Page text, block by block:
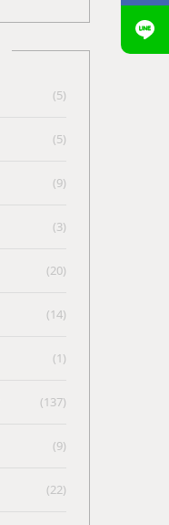
(5)
(5)
(9)
(3)
(20)
(14)
(1)
(137)
(9)
(22)